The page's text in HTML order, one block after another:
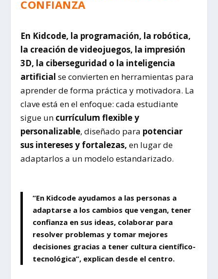
CONFIANZA
En Kidcode, la programación, la robótica,
la creación de videojuegos, la impresión
3D, la ciberseguridad o la inteligencia
artificial se convierten en herramientas para
aprender de forma práctica y motivadora. La
clave está en el enfoque: cada estudiante
sigue un currículum flexible y
personalizable, diseñado para potenciar
sus intereses y fortalezas, en lugar de
adaptarlos a un modelo estandarizado.
“En Kidcode ayudamos a las personas a
adaptarse a los cambios que vengan, tener
confianza en sus ideas, colaborar para
resolver problemas y tomar mejores
decisiones gracias a tener cultura científico-
tecnológica”, explican desde el centro.